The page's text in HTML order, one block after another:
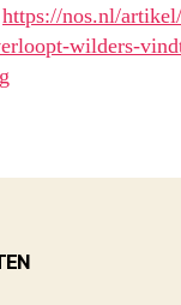
https://nos.nl/
wilders-